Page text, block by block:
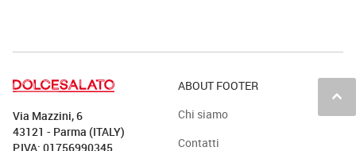
keyboard_arrow_up
Via Mazzini, 6
43121 - Parma (ITALY)
P.IVA: 01756990345
ABOUT FOOTER
Chi siamo
Contatti